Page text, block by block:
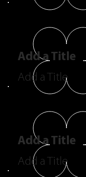
Add a Title
Add a Title
Add a Title
Add a Title